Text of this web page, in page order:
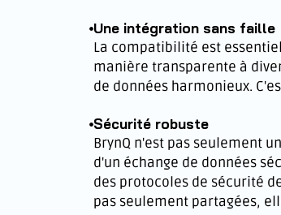
Une intégration sans faille
La compatibilité est
manière transparente à
de données harmonieux.
Sécurité robuste
BrynQ n'est pas seulement
d'un échange de données
des protocoles de sécurité
pas seulement partagées,